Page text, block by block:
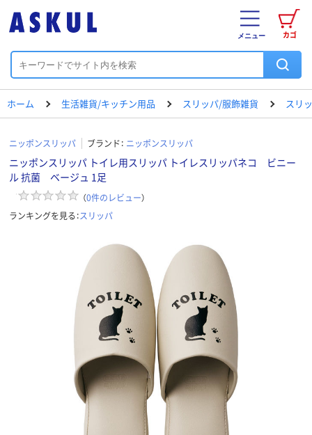
カゴ
メニュー
ホーム 生活雑貨/キッチン用品 スリッパ/服飾雑貨 スリ
ニッポンスリッパ ブランド： ニッポンスリッパ
ニッポンスリッパ トイレ用スリッパ トイレスリッパネコ ビニー
ル 抗菌 ベージュ 1足
（0件のレビュー）
ランキングを見る：スリッパ